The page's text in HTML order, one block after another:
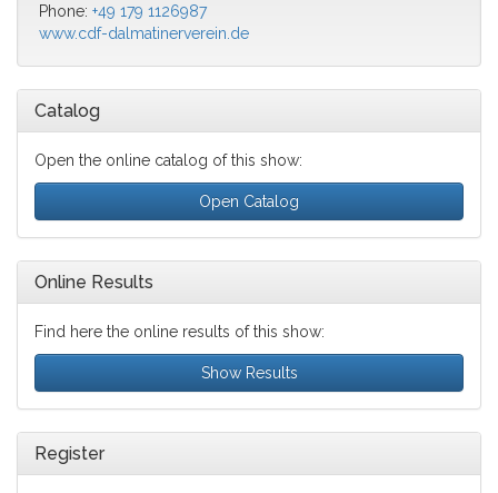
Phone: +49 179 1126987
www.cdf-dalmatinerverein.de
Catalog
Open the online catalog of this show:
Open Catalog
Online Results
Find here the online results of this show:
Show Results
Register